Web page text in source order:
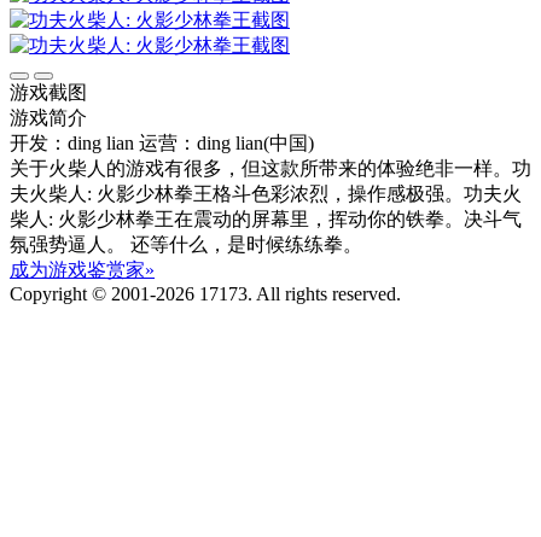
游戏截图
游戏简介
开发：ding lian 运营：ding lian(中国)
关于火柴人的游戏有很多，但这款所带来的体验绝非一样。功
夫火柴人: 火影少林拳王格斗色彩浓烈，操作感极强。功夫火
柴人: 火影少林拳王在震动的屏幕里，挥动你的铁拳。决斗气
氛强势逼人。 还等什么，是时候练练拳。
成为游戏鉴赏家»
Copyright © 2001-2026 17173. All rights reserved.